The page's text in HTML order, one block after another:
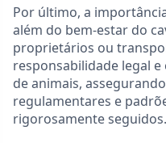
Por último, a
além do bem-estar do
proprietários ou
responsabilidade legal
de animais,
regulamentares e
rigorosamente seguidos.